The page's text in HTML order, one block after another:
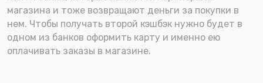
магазина и тоже возвращают деньги за покупки в
нем. Чтобы получать второй кэшбэк нужно будет в
одном из банков оформить карту и именно ею
оплачивать заказы в магазине.